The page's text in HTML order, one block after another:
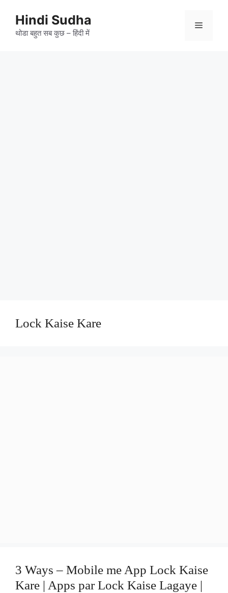
contentHindi Sudha
थोडा बहुत सब कुछ – हिंदी में
Menu
Lock Kaise Kare
3 Ways – Mobile me App Lock Kaise
Kare | Apps par Lock Kaise Lagaye |